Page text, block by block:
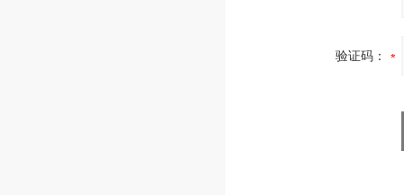
验证码：